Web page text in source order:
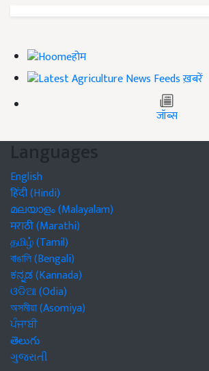
होम
ख़बरें
जॉब्स
Languages
English
हिंदी (Hindi)
മലയാളം (Malayalam)
मराठी (Marathi)
தமிழ் (Tamil)
বাঙালি (Bengali)
ಕನ್ನಡ (Kannada)
ଓଡିଆ (Odia)
অসমীয়া (Asomiya)
ਪੰਜਾਬੀ
తెలుగు
ગુજરાતી